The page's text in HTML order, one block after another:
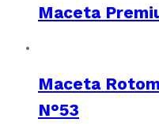
Maceta
Maceta
N°53